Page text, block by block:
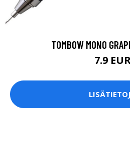
TOMBOW MONO
7.9